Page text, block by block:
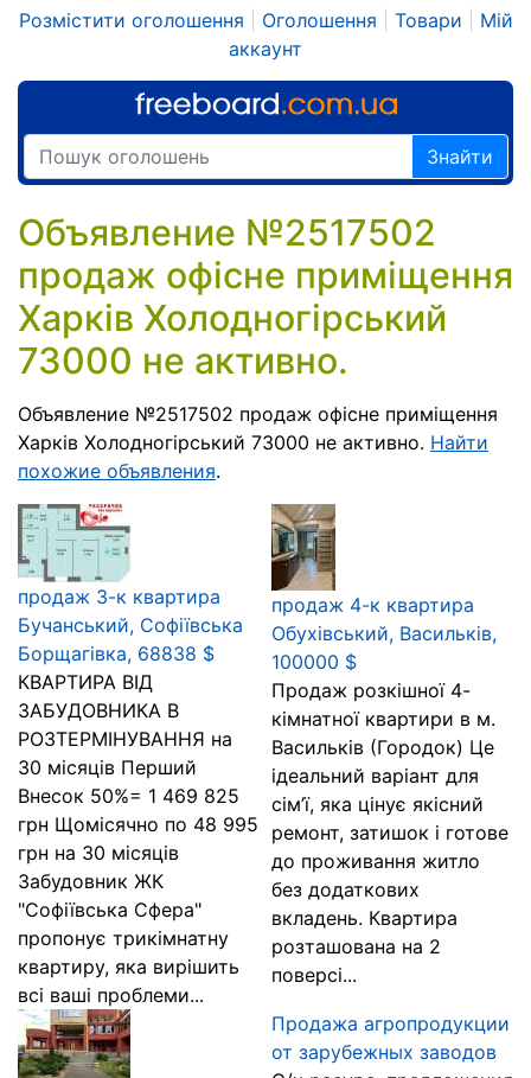
Розмістити оголошення Оголошення Товари
Мій
аккаунт
Знайти
Объявление №2517502
продаж офісне приміщення
Харків Холодногірський
73000 не активно.
Объявление №2517502 продаж офісне приміщення
Харків Холодногірський 73000 не активно. Найти
похожие объявления.
продаж 3-к квартира
Бучанський, Софіївська
Борщагівка, 68838 $
КВАРТИРА ВІД
ЗАБУДОВНИКА В
РОЗТЕРМІНУВАННЯ на
30 місяців Перший
Внесок 50%= 1 469 825
грн Щомісячно по 48 995
грн на 30 місяців
Забудовник ЖК
"Софіївська Сфера"
пропонує трикімнатну
квартиру, яка вирішить
всі ваші проблеми...
продаж 4-к квартира
Обухівський, Васильків,
100000 $
Продаж розкішної 4-
кімнатної квартири в м.
Васильків (Городок) Це
ідеальний варіант для
сім’ї, яка цінує якісний
ремонт, затишок і готове
до проживання житло
без додаткових
вкладень. Квартира
розташована на 2
поверсі...
Продажа агропродукции
от зарубежных заводов